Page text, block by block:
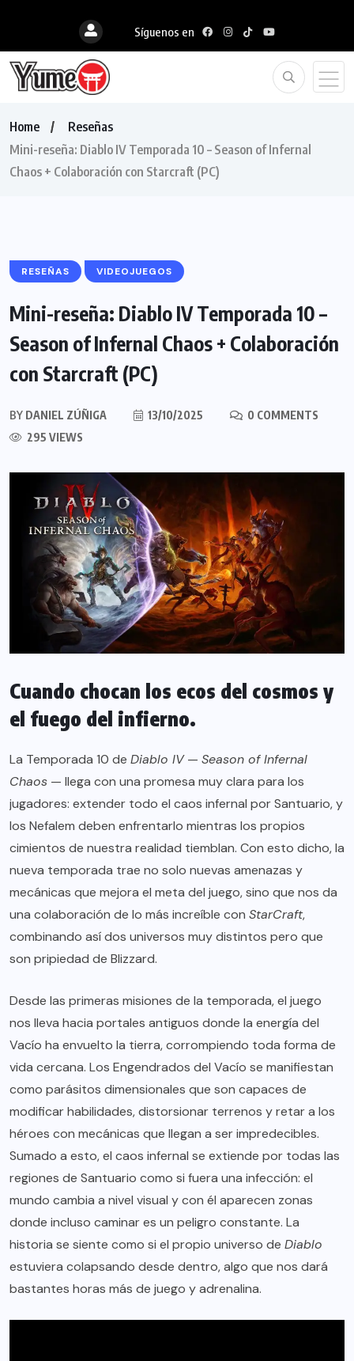
Síguenos en
Home
Reseñas
Mini-reseña: Diablo IV Temporada 10 – Season of Infernal
Chaos + Colaboración con Starcraft (PC)
RESEÑAS VIDEOJUEGOS
Mini-reseña: Diablo IV Temporada 10 –
Season of Infernal Chaos + Colaboración
con Starcraft (PC)
BY DANIEL ZÚÑIGA 13/10/2025
0 COMMENTS
295 VIEWS
Cuando chocan los ecos del cosmos y
el fuego del infierno.
La Temporada 10 de Diablo IV— Season of Infernal
Chaos — llega con una promesa muy clara para los
jugadores: extender todo el caos infernal por Santuario, y
los Nefalem deben enfrentarlo mientras los propios
cimientos de nuestra realidad tiemblan. Con esto dicho, la
nueva temporada trae no solo nuevas amenazas y
mecánicas que mejora el meta del juego, sino que nos da
una colaboración de lo más increíble con StarCraft,
combinando así dos universos muy distintos pero que
son pripiedad de Blizzard.
Desde las primeras misiones de la temporada, el juego
nos lleva hacia portales antiguos donde la energía del
Vacío ha envuelto la tierra, corrompiendo toda forma de
vida cercana. Los Engendrados del Vacío se manifiestan
como parásitos dimensionales que son capaces de
modificar habilidades, distorsionar terrenos y retar a los
héroes con mecánicas que llegan a ser impredecibles.
Sumado a esto, el caos infernal se extiende por todas las
regiones de Santuario como si fuera una infección: el
mundo cambia a nivel visual y con él aparecen zonas
donde incluso caminar es un peligro constante. La
historia se siente como si el propio universo de Diablo
estuviera colapsando desde dentro, algo que nos dará
bastantes horas más de juego y adrenalina.